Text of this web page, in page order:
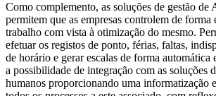
Como complemento, as soluções de gestão de
permitem que as empresas controlem de forma
trabalho com vista à otimização do mesmo.
efetuar os registos de ponto, férias, faltas,
de horário e gerar escalas de forma
a possibilidade de integração com as soluções
humanos proporcionando uma informatização